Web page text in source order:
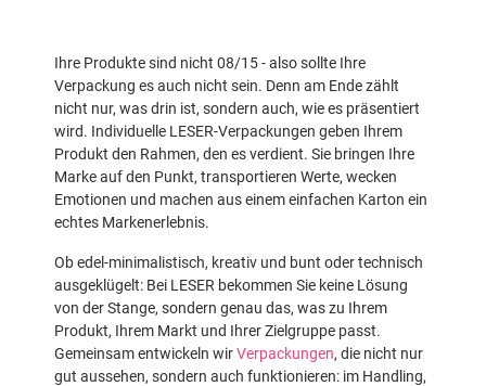
Ihre Produkte sind nicht 08/15 - also sollte Ihre
Verpackung es auch nicht sein. Denn am Ende zählt
nicht nur, was drin ist, sondern auch, wie es präsentiert
wird. Individuelle LESER-Verpackungen geben Ihrem
Produkt den Rahmen, den es verdient. Sie bringen Ihre
Marke auf den Punkt, transportieren Werte, wecken
Emotionen und machen aus einem einfachen Karton ein
echtes Markenerlebnis.
Ob edel-minimalistisch, kreativ und bunt oder technisch
ausgeklügelt: Bei LESER bekommen Sie keine Lösung
von der Stange, sondern genau das, was zu Ihrem
Produkt, Ihrem Markt und Ihrer Zielgruppe passt.
Gemeinsam entwickeln wirVerpackungen, die nicht nur
gut aussehen, sondern auch funktionieren: im Handling,